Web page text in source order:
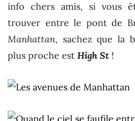
info chers amis, si vous
trouver entre le pont de
Manhattan, sachez que la
plus proche est High St !